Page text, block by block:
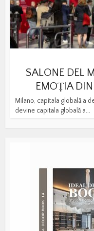
SALONE DEL
EMOȚIA DIN
Milano, capitala globală a
devine capitala globală a...